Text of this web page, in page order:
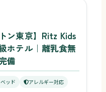
ン東京】Ritz Kids
ホテル｜離乳食無
備
ッド
アレルギー対応